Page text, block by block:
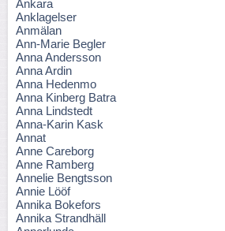
Ankara
Anklagelser
Anmälan
Ann-Marie Begler
Anna Andersson
Anna Ardin
Anna Hedenmo
Anna Kinberg Batra
Anna Lindstedt
Anna-Karin Kask
Annat
Anne Careborg
Anne Ramberg
Annelie Bengtsson
Annie Lööf
Annika Bokefors
Annika Strandhäll